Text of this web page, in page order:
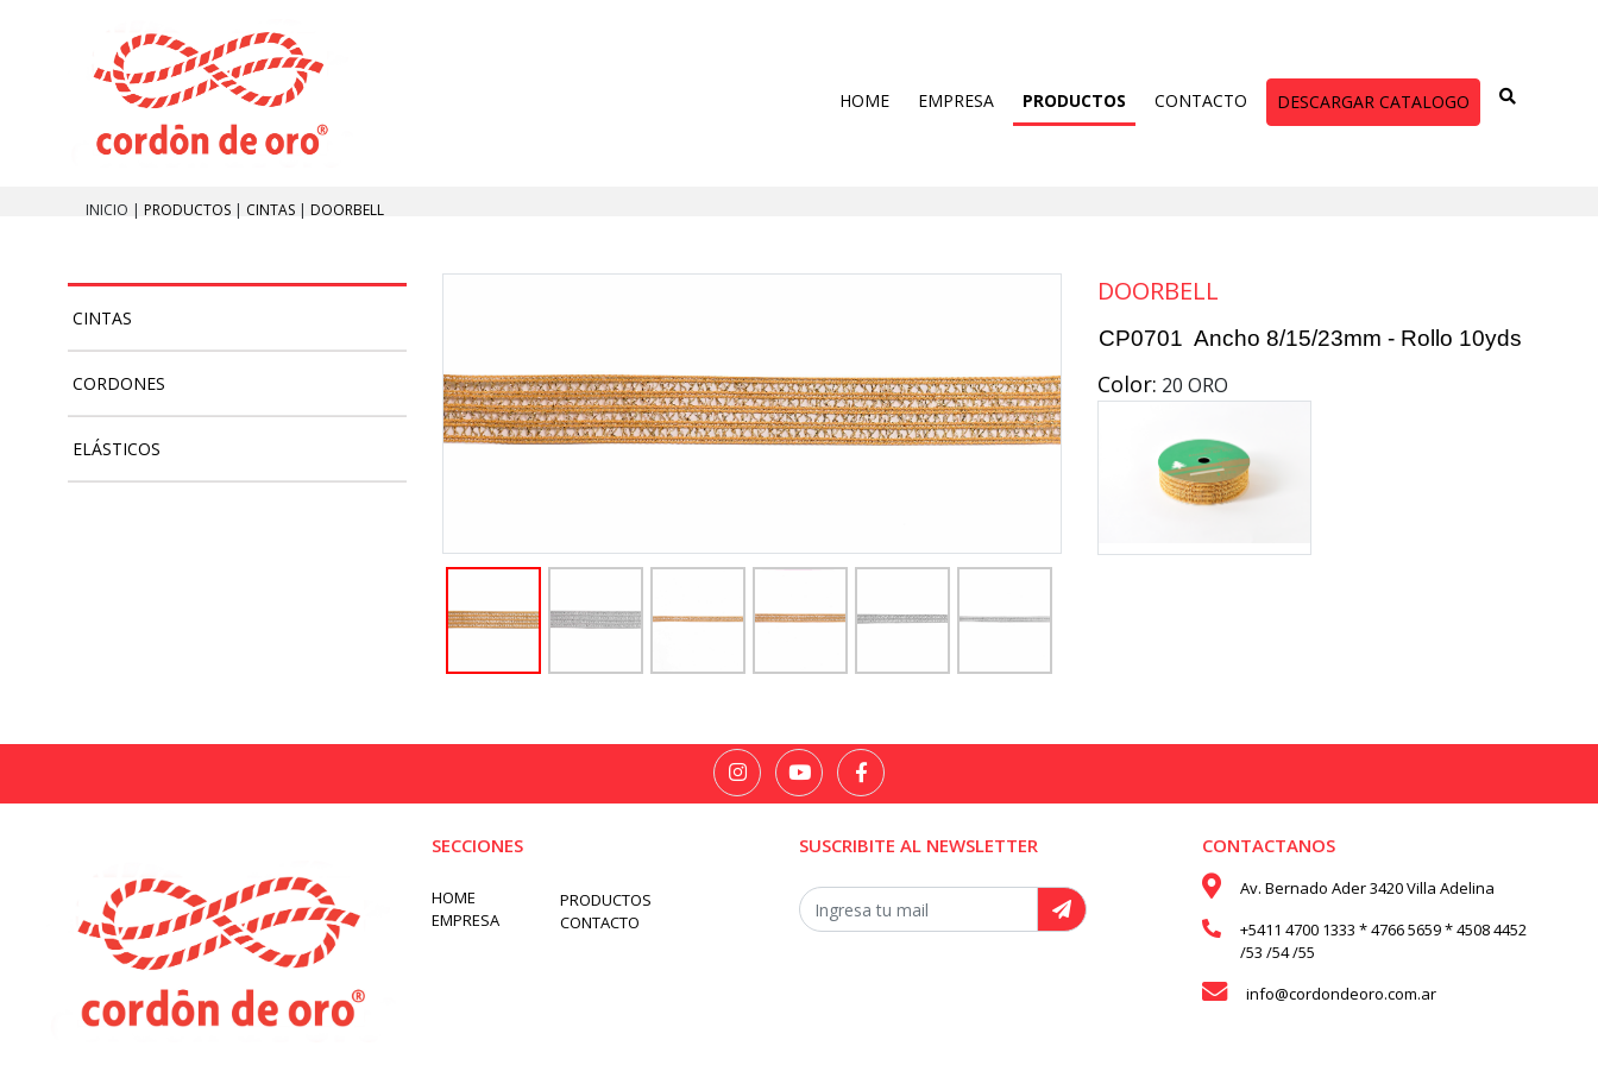
HOME EMPRESA PRODUCTOS CONTACTO DESCARGAR CATALOGO
INICIO | PRODUCTOS | CINTAS | DOORBELL
CINTAS
CORDONES
ELÁSTICOS
DOORBELL
CP0701 Ancho 8/15/23mm - Rollo 10yds
Color: 20 ORO
SECCIONES
HOME
EMPRESA
PRODUCTOS
CONTACTO
SUSCRIBITE AL NEWSLETTER CONTACTANOS
Av. Bernado Ader 3420 Villa Adelina
+5411 4700 1333 * 4766 5659 * 4508 4452
/53 /54 /55
info@cordondeoro.com.ar